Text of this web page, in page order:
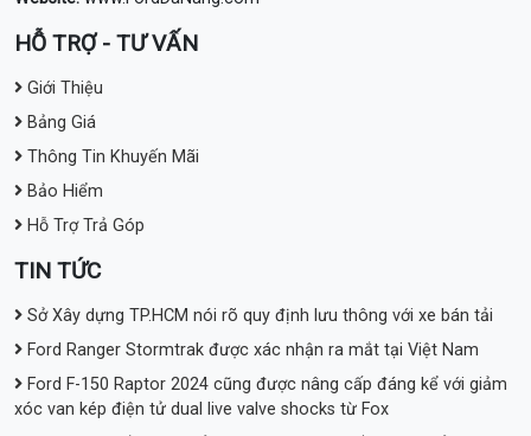
HỖ TRỢ - TƯ VẤN
Giới Thiệu
Bảng Giá
Thông Tin Khuyến Mãi
Bảo Hiểm
Hỗ Trợ Trả Góp
TIN TỨC
Sở Xây dựng TP.HCM nói rõ quy định lưu thông với xe bán tải
Ford Ranger Stormtrak được xác nhận ra mắt tại Việt Nam
Ford F-150 Raptor 2024 cũng được nâng cấp đáng kể với giảm
xóc van kép điện tử dual live valve shocks từ Fox